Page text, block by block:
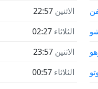
الاثنين 22:57
الثلاثاء 02:27
الاثنين 23:57
الثلاثاء 00:57